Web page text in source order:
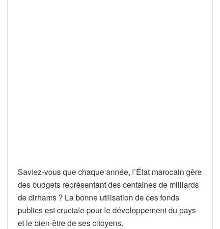
Saviez-vous que chaque année, l’État marocain gère
des budgets représentant des centaines de milliards
de dirhams ? La bonne utilisation de ces fonds
publics est cruciale pour le développement du pays
et le bien-être de ses citoyens.